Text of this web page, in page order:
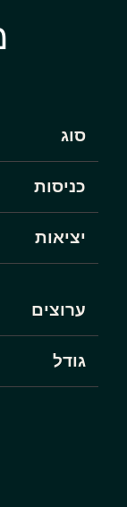
סוג
כניסות
יציאות
ערוצים
גודל